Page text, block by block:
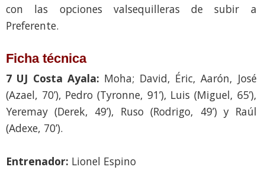
con las opciones valsequilleras de subir a
Preferente.
Ficha técnica
7 UJ Costa Ayala: Moha; David, Éric, Aarón, José
(Azael, 70’), Pedro (Tyronne, 91’), Luis (Miguel, 65’),
Yeremay (Derek, 49’), Ruso (Rodrigo, 49’) y Raúl
(Adexe, 70’).
Entrenador: Lionel Espino